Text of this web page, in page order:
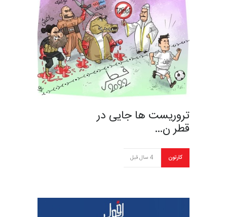
تروریست ها جایی در
قطر ن…
کارتون 4 سال قبل